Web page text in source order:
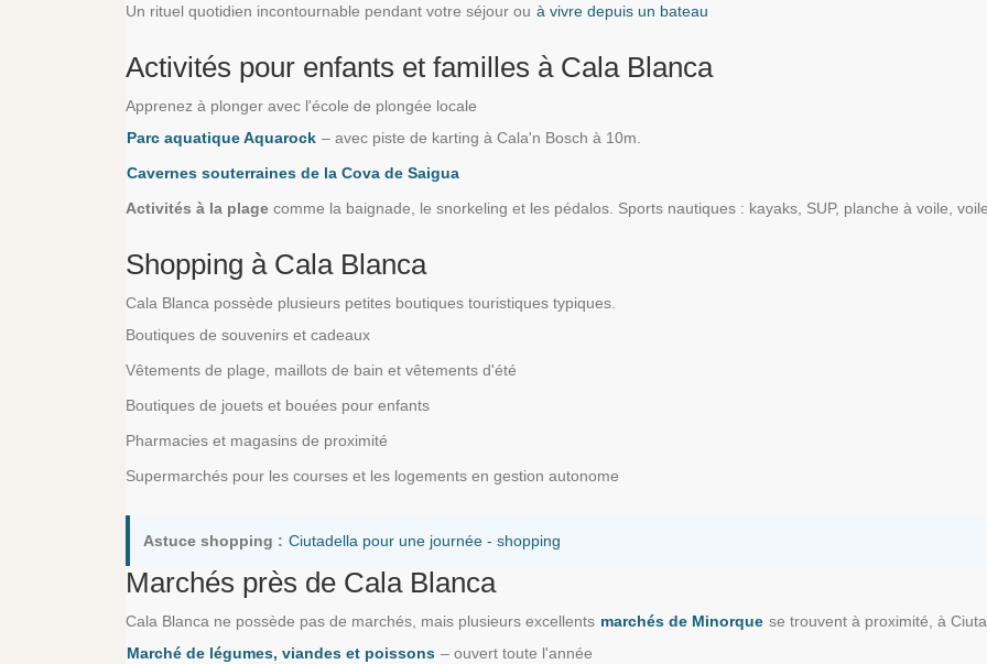
Un rituel quotidien incontournable pendant votre séjour ou à vivre depuis un bateau
Activités pour enfants et familles à Cala Blanca
Apprenez à plonger avec l'école de plongée locale
Parc aquatique Aquarock – avec piste de karting à Cala'n Bosch à 10m.
Cavernes souterraines de la Cova de Saigua
Activités à la plage comme la baignade, le snorkeling et les pédalos. Sports nautiques : kayaks, SUP, planche à voile,
Shopping à Cala Blanca
Cala Blanca possède plusieurs petites boutiques touristiques typiques.
Boutiques de souvenirs et cadeaux
Vêtements de plage, maillots de bain et vêtements d'été
Boutiques de jouets et bouées pour enfants
Pharmacies et magasins de proximité
Supermarchés pour les courses et les logements en gestion autonome
Astuce shopping : Ciutadella pour une journée - shopping
Marchés près de Cala Blanca
Cala Blanca ne possède pas de marchés, mais plusieurs excellents marchés de Minorque se trouvent à proximité, à
Marché de légumes, viandes et poissons – ouvert toute l'année